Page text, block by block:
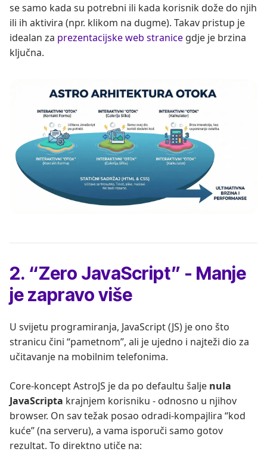
se samo kada su potrebni ili kada korisnik dože do njih
ili ih aktivira (npr. klikom na dugme). Takav pristup je
idealan za prezentacijske web stranice gdje je brzina
ključna.
2. “Zero JavaScript” - Manje
je zapravo više
U svijetu programiranja, JavaScript (JS) je ono što
stranicu čini “pametnom”, ali je ujedno i najteži dio za
učitavanje na mobilnim telefonima.
Core-koncept AstroJS je da po defaultu šalje nula
JavaScripta krajnjem korisniku - odnosno u njihov
browser. On sav težak posao odradi-kompajlira “kod
kuće” (na serveru), a vama isporuči samo gotov
rezultat. To direktno utiče na: